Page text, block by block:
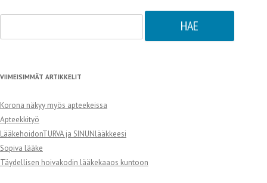
Haku:
VIIMEISIMMÄT ARTIKKELIT
Korona näkyy myös apteekeissa
Apteekkityö
LääkehoidonTURVA ja SINUNlääkkeesi
Sopiva lääke
Täydellisen hoivakodin lääkekaaos kuntoon